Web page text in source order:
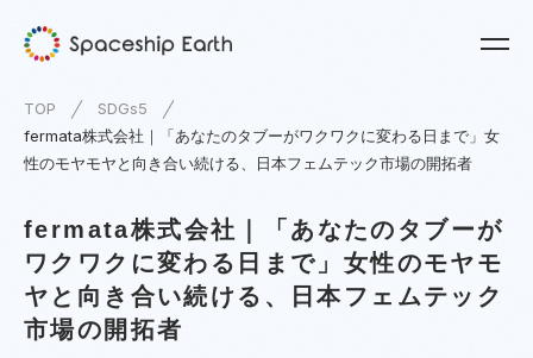
TOP
SDGs5
fermata株式会社｜「あなたのタブーがワクワクに変わる日まで」女
性のモヤモヤと向き合い続ける、日本フェムテック市場の開拓者
fermata株式会社｜「あなたのタブーが
ワクワクに変わる日まで」女性のモヤモ
ヤと向き合い続ける、日本フェムテック
市場の開拓者